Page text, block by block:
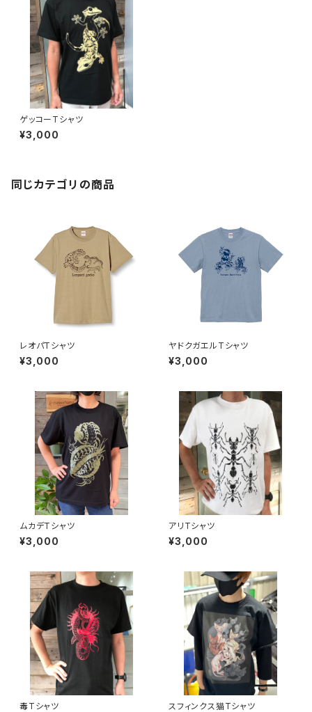
ゲッコーTシャツ
¥3,000
同じカテゴリの商品
レオパTシャツ
¥3,000
ヤドクガエルTシャツ
¥3,000
ムカデTシャツ
¥3,000
アリTシャツ
¥3,000
毒Tシャツ スフィンクス猫Tシャツ